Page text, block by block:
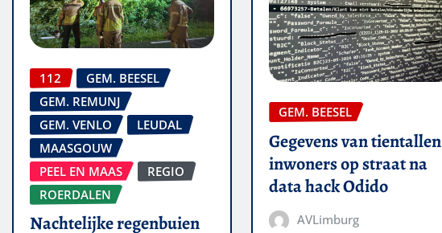
112
GEM. BEESEL
GEM. REMUNJ
GEM. VENLO
LEUDAL
MAASGOUW
PEEL EN MAAS
REGIO
ROERDALEN
Nachtelijke regenbuien
GEM. BEESEL
Gegevens van tientallen
inwoners op straat na
data hack Odido
AVLimburg